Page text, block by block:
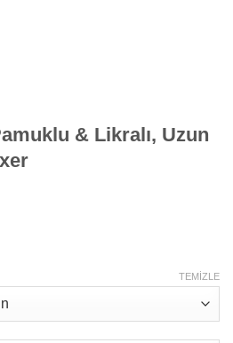
& Likralı, Uzun
TEMIZLE